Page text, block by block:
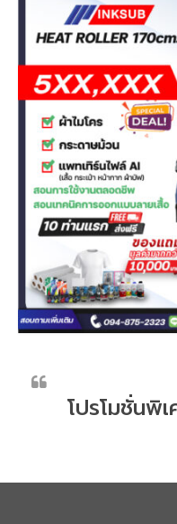
เครื่องพิมพ์
printer
Arena DFT
เครื่องพิมพ์
เครื่องพิมพ์
DFT60 cm.
DFT60 cm.
Machine inksub
Roll 190 cm.
โปรโมชั่นพิ